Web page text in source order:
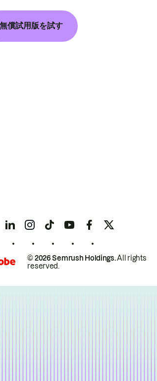
無償試用版を試す
© 2026 Semrush Holdings.All rights
reserved.